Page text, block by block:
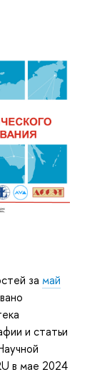
за май
и статьи
в мае 2024